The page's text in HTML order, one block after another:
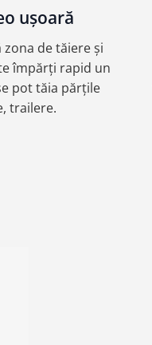
ușoară
de tăiere și
împărți rapid un
pot tăia părțile
trailere.